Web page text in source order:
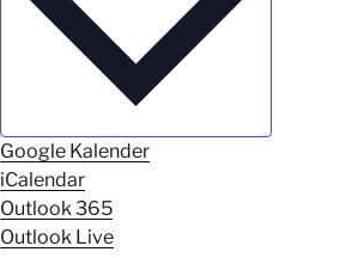
Google Kalender
iCalendar
Outlook 365
Outlook Live